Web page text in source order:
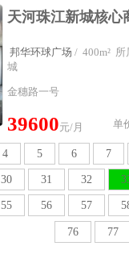
邦华环球广场 / 400m² 所
城
金穗路一号
39600元/月 单
4 5 6 7
30 31 32
55 56 57
76 77